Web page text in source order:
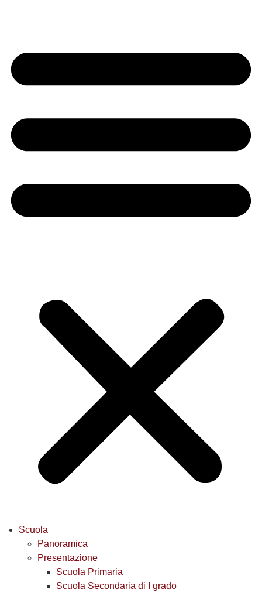
Scuola
Panoramica
Presentazione
Scuola Primaria
Scuola Secondaria di I grado